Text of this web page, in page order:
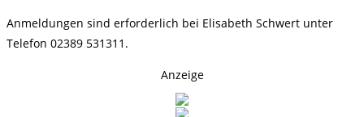
Anmeldungen sind erforderlich bei Elisabeth Schwert unter
Telefon 02389 531311.
Anzeige